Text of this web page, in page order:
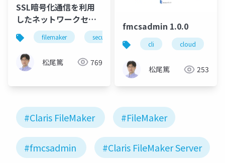
SSL暗号化通信を利用
したネットワークセキ
ュリティの向上（2020
年版）
filemaker security server ssl
松尾篤 769
fmcsadmin 1.0.0
cli cloud
松尾篤 253
#Claris FileMaker #FileMaker
#fmcsadmin #Claris FileMaker Server